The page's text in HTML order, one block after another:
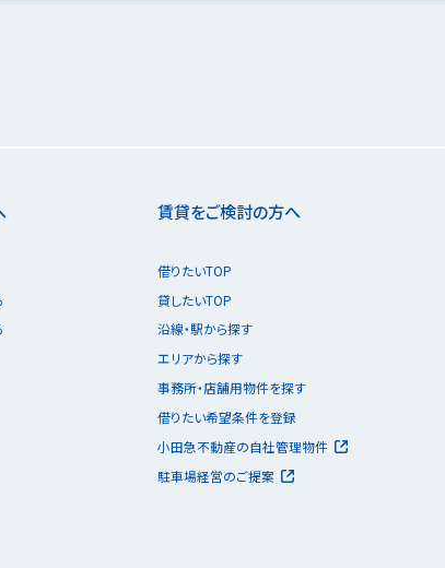
賃貸をご検討の方へ
借りたいTOP
貸したいTOP
沿線・駅から探す
エリアから探す
事務所・店舗用物件を探す
借りたい希望条件を登録
小田急不動産の自社管理物件
駐車場経営のご提案